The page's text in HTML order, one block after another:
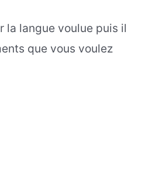
la langue voulue puis il
que vous voulez